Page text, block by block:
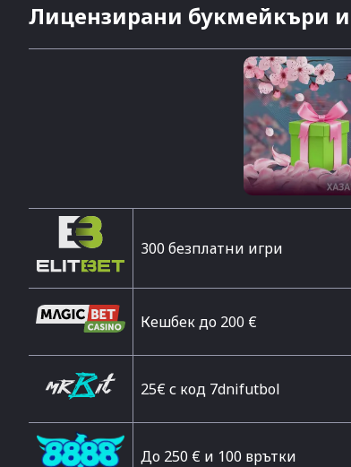
Лицензирани букмейкъри
300 безплатни игри
Кешбек до 200 €
25€ с код 7dnifutbol
До 250 € и 100 врътки